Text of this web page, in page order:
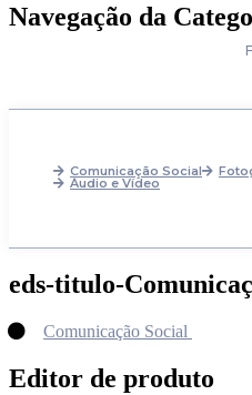
Navegação da
Comunicação Social
Áudio e Vídeo
eds-titulo-
Comunicação Social
Editor de produto